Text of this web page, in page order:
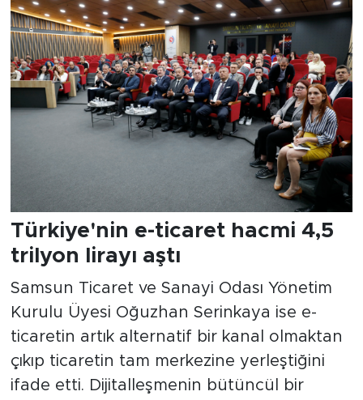
Türkiye'nin e-ticaret hacmi 4,5
trilyon lirayı aştı
Samsun Ticaret ve Sanayi Odası Yönetim
Kurulu Üyesi Oğuzhan Serinkaya ise e-
ticaretin artık alternatif bir kanal olmaktan
çıkıp ticaretin tam merkezine yerleştiğini
ifade etti. Dijitalleşmenin bütüncül bir